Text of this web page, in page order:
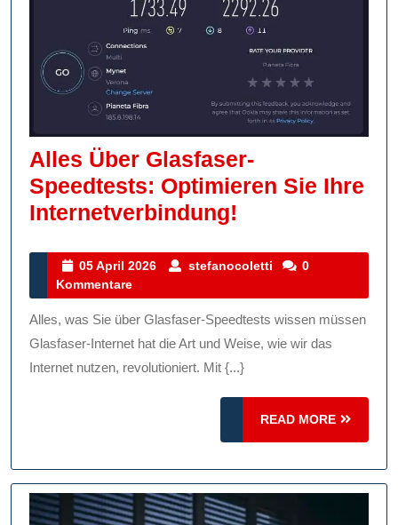
Alles Über Glasfaser-
Speedtests: Optimieren Sie Ihre
Internetverbindung!
Glasfaser-
Optimieren
Sie
Ihre
05 April 2026
05
2026
stefanocoletti stefanocoletti
0
Kommentare
Alles, was Sie über Glasfaser-Speedtests wissen müssen
Glasfaser-Internet hat die Art und Weise, wie wir das
Internet nutzen, revolutioniert. Mit {...}
READ MORE
READ
MORE